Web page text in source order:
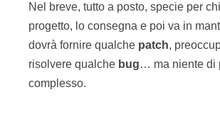
Nel breve, tutto a posto, specie per
progetto, lo consegna e poi va in
dovrà fornire qualche patch,
risolvere qualche bug… ma niente di
complesso.